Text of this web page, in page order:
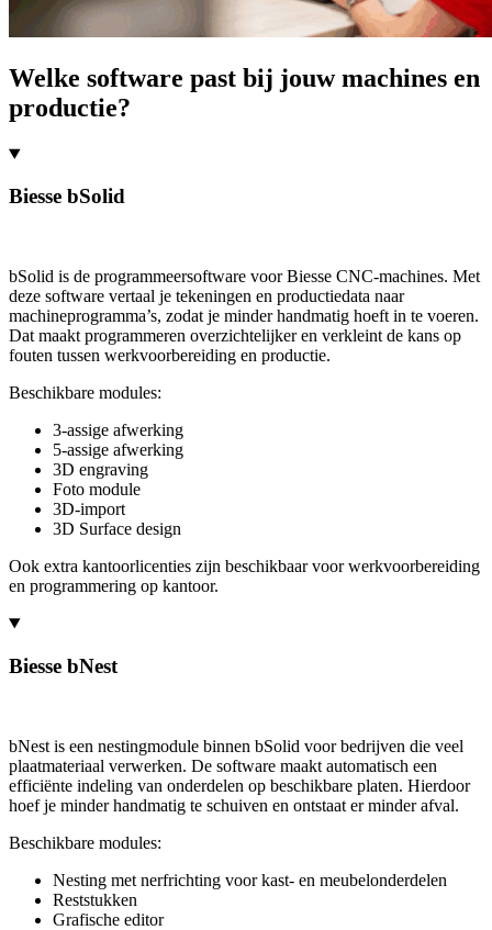
Welke software past bij jouw machines en
productie?
Biesse bSolid
bSolid is de programmeersoftware voor Biesse CNC-machines. Met
deze software vertaal je tekeningen en productiedata naar
machineprogramma’s, zodat je minder handmatig hoeft in te voeren.
Dat maakt programmeren overzichtelijker en verkleint de kans op
fouten tussen werkvoorbereiding en productie.
Beschikbare modules:
3-assige afwerking
5-assige afwerking
3D engraving
Foto module
3D-import
3D Surface design
Ook extra kantoorlicenties zijn beschikbaar voor werkvoorbereiding
en programmering op kantoor.
Biesse bNest
bNest is een nestingmodule binnen bSolid voor bedrijven die veel
plaatmateriaal verwerken. De software maakt automatisch een
efficiënte indeling van onderdelen op beschikbare platen. Hierdoor
hoef je minder handmatig te schuiven en ontstaat er minder afval.
Beschikbare modules:
Nesting met nerfrichting voor kast- en meubelonderdelen
Reststukken
Grafische editor